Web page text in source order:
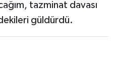
tazminat davası
güldürdü.